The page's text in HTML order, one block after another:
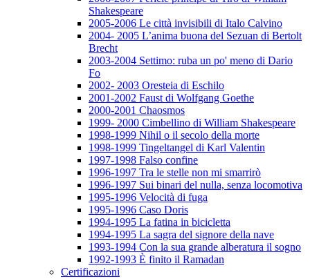
Shakespeare
2005-2006 Le città invisibili di Italo Calvino
2004- 2005 L’anima buona del Sezuan di Bertolt
Brecht
2003-2004 Settimo: ruba un po' meno di Dario
Fo
2002- 2003 Oresteia di Eschilo
2001-2002 Faust di Wolfgang Goethe
2000-2001 Chaosmos
1999- 2000 Cimbellino di William Shakespeare
1998-1999 Nihil o il secolo della morte
1998-1999 Tingeltangel di Karl Valentin
1997-1998 Falso confine
1996-1997 Tra le stelle non mi smarrirò
1996-1997 Sui binari del nulla, senza locomotiva
1995-1996 Velocità di fuga
1995-1996 Caso Doris
1994-1995 La fatina in bicicletta
1994-1995 La sagra del signore della nave
1993-1994 Con la sua grande alberatura il sogno
1992-1993 È finito il Ramadan
Certificazioni